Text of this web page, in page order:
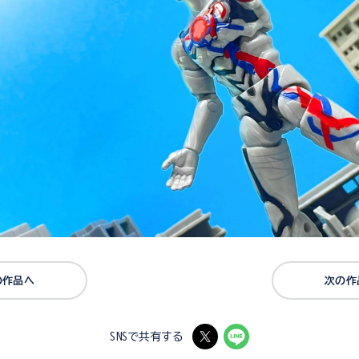
作品へ 次の作
SNSで共有する